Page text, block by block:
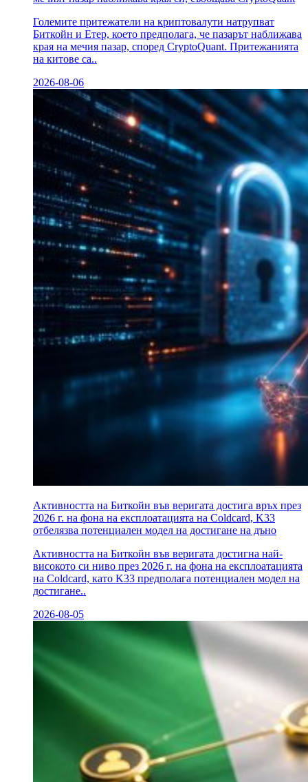
Големите притежатели на криптовалути натрупват
Биткойн и Етер, което предполага, че пазарът наближава
края на мечия пазар, според CryptoQuant. Притежанията
на китове са..
2026-08-06
Активността на Биткойн във веригата достига връх през
2026 г. на фона на експлоатацията на Coldcard, K33
отбелязва потенциален модел на достигане на дъно
Активността на Биткойн във веригата достигна най-
високото си ниво през 2026 г. на фона на експлоатацията
на Coldcard, като K33 предполага потенциален модел на
достигане..
2026-08-05